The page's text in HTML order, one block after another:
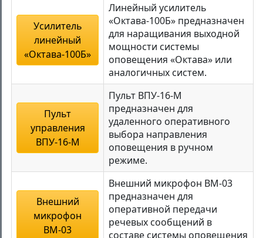
Усилитель
линейный
«Октава-100Б»
Линейный усилитель
«Октава-100Б» предназначен
для наращивания выходной
мощности системы
оповещения «Октава» или
аналогичных систем.
Пульт
управления
ВПУ-16-М
Пульт ВПУ-16-М
предназначен для
удаленного оперативного
выбора направления
оповещения в ручном
режиме.
Внешний
микрофон
ВМ-03
Внешний микрофон ВМ-03
предназначен для
оперативной передачи
речевых сообщений в
составе системы оповещения